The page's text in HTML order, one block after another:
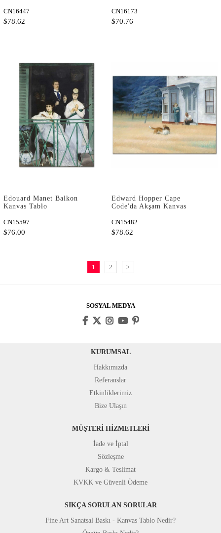
CN16447
$78.62
CN16173
$70.76
Edouard Manet Balkon
Kanvas Tablo
CN15597
$76.00
Edward Hopper Cape
Code'da Akşam Kanvas
CN15482
$78.62
1 2 >
SOSYAL MEDYA
KURUMSAL
Hakkımızda
Referanslar
Etkinliklerimiz
Bize Ulaşın
MÜŞTERİ HİZMETLERİ
İade ve İptal
Sözleşme
Kargo & Teslimat
KVKK ve Güvenli Ödeme
SIKÇA SORULAN SORULAR
Fine Art Sanatsal Baskı - Kanvas Tablo Nedir?